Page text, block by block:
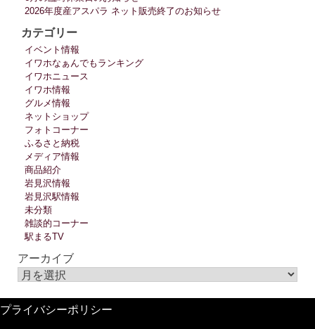
2026年度産アスパラ ネット販売終了のお知らせ
カテゴリー
イベント情報
イワホなぁんでもランキング
イワホニュース
イワホ情報
グルメ情報
ネットショップ
フォトコーナー
ふるさと納税
メディア情報
商品紹介
岩見沢情報
岩見沢駅情報
未分類
雑談的コーナー
駅まるTV
アーカイブ
プライバシーポリシー